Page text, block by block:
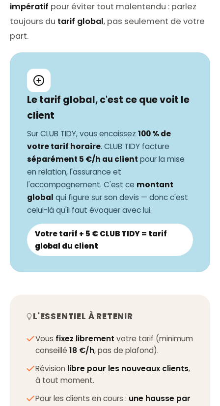
impératif pour éviter tout malentendu : parlez
toujours du tarif global, pas seulement de votre
part.
Le tarif global, c'est ce que voit le
client
Sur CLUB TIDY, vous encaissez 100 % de
votre tarif horaire. CLUB TIDY facture
séparément 5 €/h au client pour la mise
en relation, l'assurance et
l'accompagnement. C'est ce montant
global qui figure sur son devis — donc c'est
celui-là qu'il faut évoquer avec lui.
Votre tarif + 5 € CLUB TIDY = tarif
global du client
L'ESSENTIEL À RETENIR
Vous fixez librement votre tarif (minimum
conseillé 18 €/h, pas de plafond).
Révision libre pour les nouveaux clients,
à tout moment.
Pour les clients en cours : une hausse par